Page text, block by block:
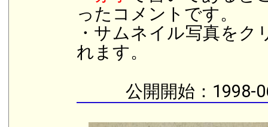
ったコメントです。
・サムネイル写真を
れます。
公開開始：